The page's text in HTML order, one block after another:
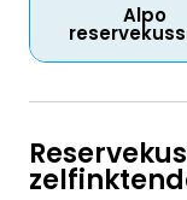
Alpo